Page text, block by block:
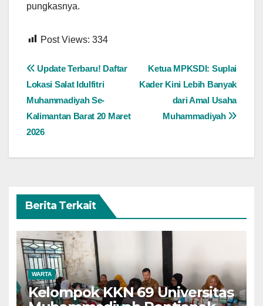
pungkasnya.
Post Views: 334
Navigasi
pos
Ketua MPKSDI: Suplai
Kader Kini Lebih Banyak
dari Amal Usaha
Muhammadiyah
Update Terbaru! Daftar
Lokasi Salat Idulfitri
Muhammadiyah Se-
Kalimantan Barat 20 Maret
2026
Berita Terkait
WARTA
Kelompok KKN 69 Universitas